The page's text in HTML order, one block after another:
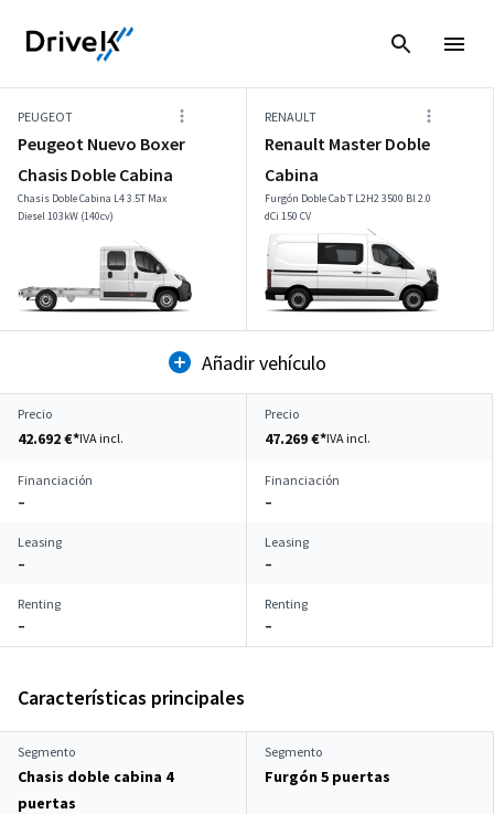
PEUGEOT
Peugeot Nuevo Boxer
Chasis Doble Cabina
Chasis Doble Cabina L4 3.5T Max
Diesel 103kW (140cv)
RENAULT
Renault Master Doble
Cabina
Furgón Doble Cab T L2H2 3500 Bl 2.0
dCi 150 CV
Añadir vehículo
Precio
42.692 €*IVA incl.
Precio
47.269 €*IVA incl.
Financiación
–
Financiación
–
Leasing
–
Leasing
–
Renting
–
Renting
–
Características principales
Segmento
Chasis doble cabina 4
puertas
Segmento
Furgón 5 puertas